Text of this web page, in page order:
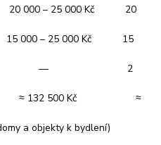
000 – 25 000 Kč 20
– 25 000 Kč 15
provozu — 2
DPH) ≈ 132 500 Kč ≈
a objekty k bydlení)